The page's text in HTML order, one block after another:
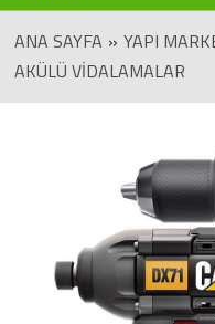
ANA SAYFA » YAPI
AKÜLÜ VIDALAMALAR